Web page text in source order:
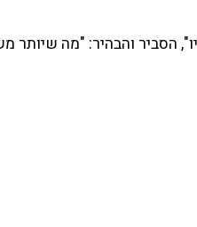
הסביר והבהיר: "מה שיותר